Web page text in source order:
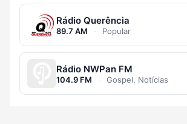
Rádio Querência
89.7 AM · Popular
Rádio NWPan FM
104.9 FM · Gospel, Notícias